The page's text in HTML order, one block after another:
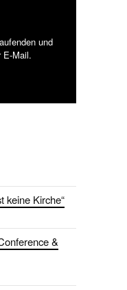
und
E-Mail.
keine Kirche“
&